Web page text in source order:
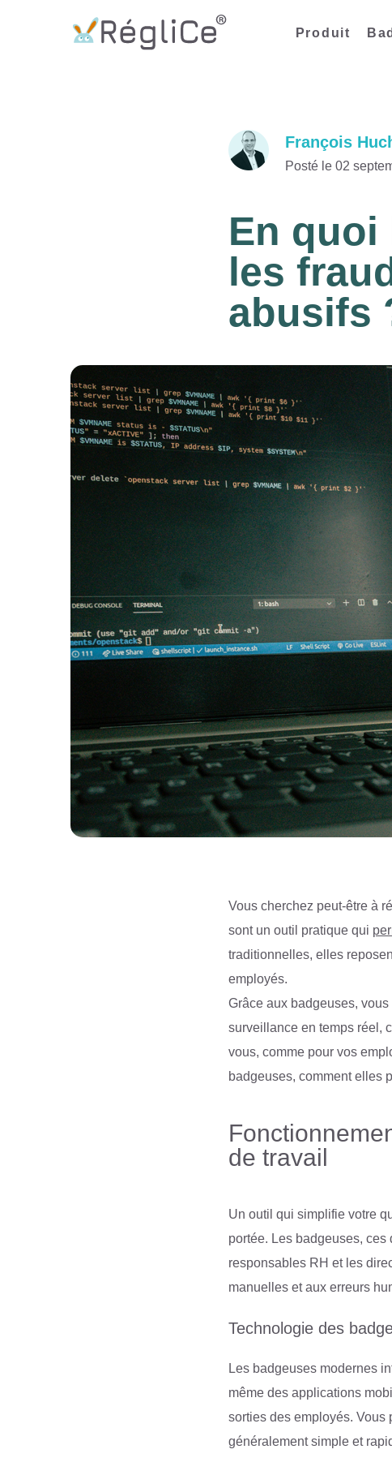
Produit
François
Posté le 02
En quoi
les
abusifs
Vous cherchez peut-être à
sont un outil pratique qui
traditionnelles, elles
employés.
Grâce aux badgeuses,
surveillance en temps réel,
vous, comme pour vos
badgeuses, comment elles
de travail
Un outil qui simplifie votre
portée. Les badgeuses,
responsables RH et les
manuelles et aux erreurs
Technologie des
Les badgeuses modernes
même des applications
sorties des employés. Vous
généralement simple et